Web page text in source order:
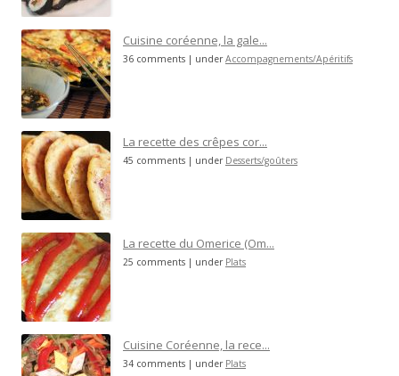
Cuisine coréenne, la gale...
36 comments | underAccompagnements/Apéritifs
La recette des crêpes cor...
45 comments | under Desserts/goûters
La recette du Omerice (Om...
25 comments | under Plats
Cuisine Coréenne, la rece...
34 comments | under Plats